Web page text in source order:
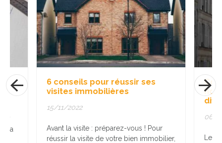
la
6 conseils pour réussir ses
visites immobilières
15/11/2022
Avant la visite : préparez-vous ! Pour
réussir la visite de votre bien immobilier,
06/
Les